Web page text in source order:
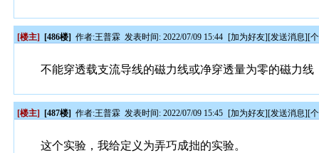
[楼主] [486楼] 作者:王普霖 发表时间: 2022/07/09 15:44 [加为好友][发送消息][
不能穿透载支流导线的磁力线或净穿透量为零的磁力
[楼主] [487楼] 作者:王普霖 发表时间: 2022/07/09 15:45 [加为好友][发送消息][
这个实验，我给定义为弄巧成拙的实验。